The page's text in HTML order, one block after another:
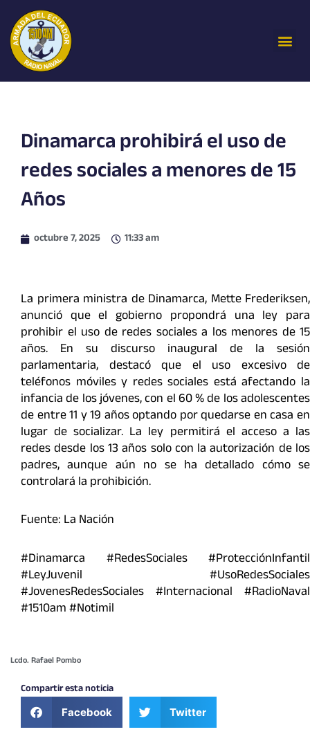
contenido
Dinamarca prohibirá el uso de
redes sociales a menores de 15
Años
octubre 7, 2025 11:33 am
La primera ministra de Dinamarca, Mette Frederiksen,
anunció que el gobierno propondrá una ley para
prohibir el uso de redes sociales a los menores de 15
años. En su discurso inaugural de la sesión
parlamentaria, destacó que el uso excesivo de
teléfonos móviles y redes sociales está afectando la
infancia de los jóvenes, con el 60 % de los adolescentes
de entre 11 y 19 años optando por quedarse en casa en
lugar de socializar. La ley permitirá el acceso a las
redes desde los 13 años solo con la autorización de los
padres, aunque aún no se ha detallado cómo se
controlará la prohibición.
Fuente: La Nación
#Dinamarca #RedesSociales #ProtecciónInfantil
#LeyJuvenil #UsoRedesSociales
#JovenesRedesSociales #Internacional #RadioNaval
#1510am #Notimil
Lcdo. Rafael Pombo
Compartir esta noticia
Facebook Twitter